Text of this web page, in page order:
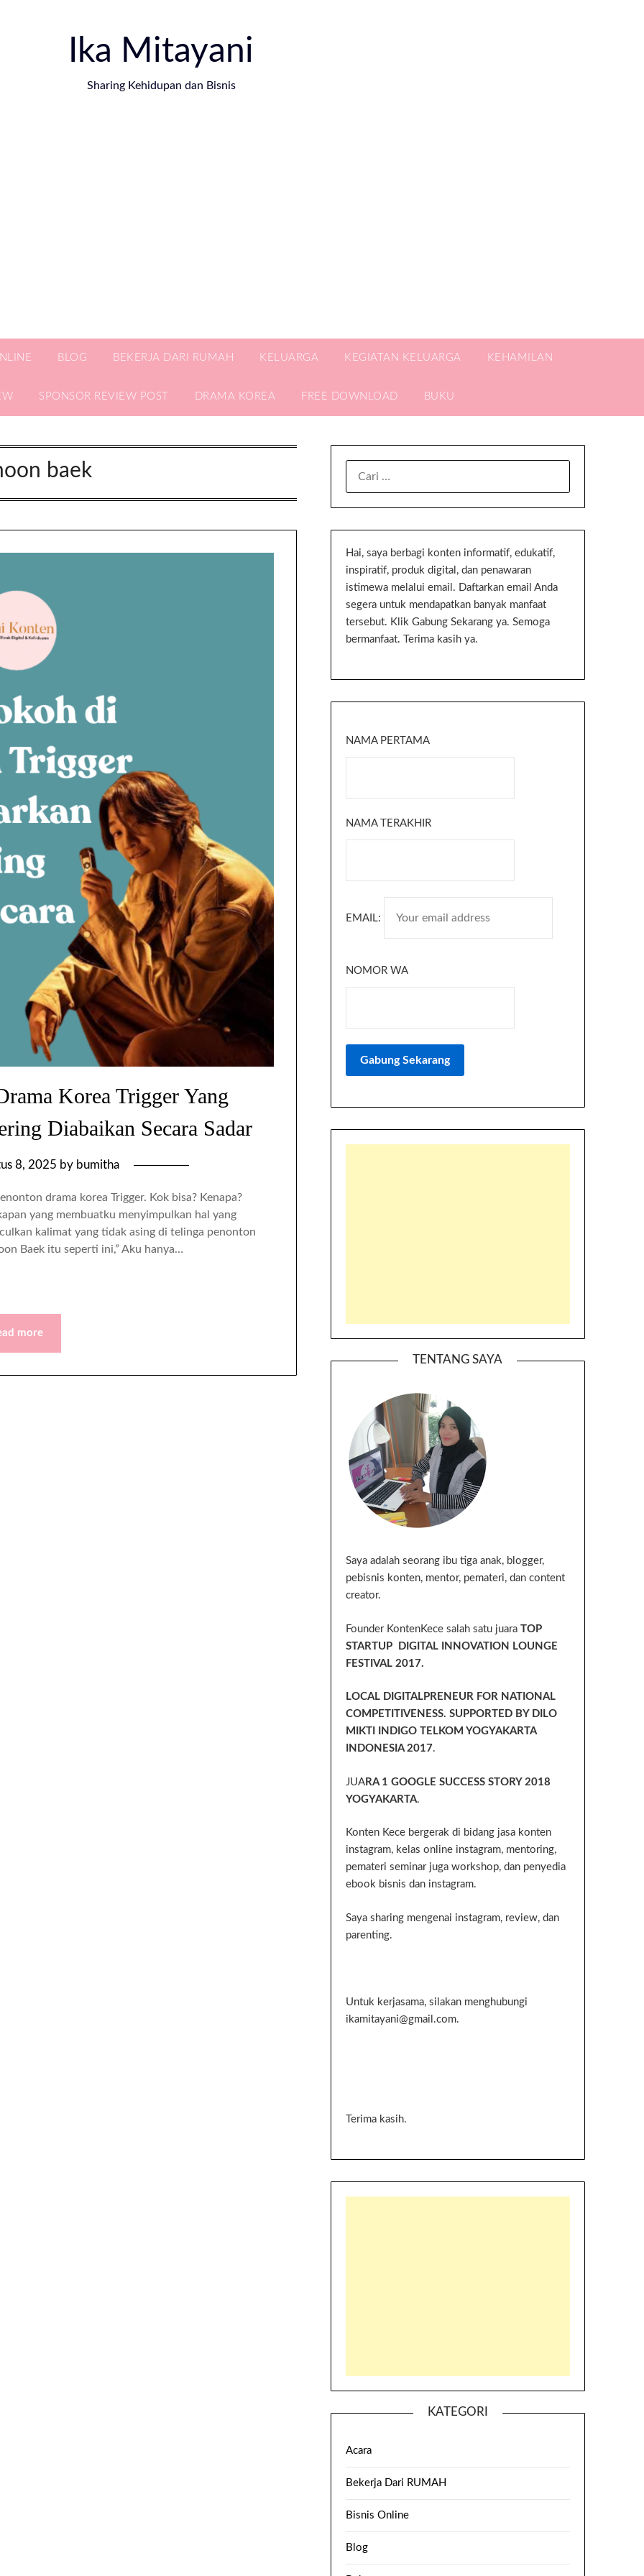
Ika Mitayani
Sharing Kehidupan dan Bisnis
BLOG BEKERJA DARI RUMAH KELUARGA KEGIATAN KELUARGA KEHAMILAN
SPONSOR REVIEW POST DRAMA KOREA FREE DOWNLOAD BUKU
baek
Korea Trigger Yang
Diabaikan Secara Sadar
8, 2025 by bumitha
drama korea Trigger. Kok bisa? Kenapa?
yang membuatku menyimpulkan hal yang
kalimat yang tidak asing di telinga penonton
Baek itu seperti ini,” Aku hanya…
more
Hai, saya berbagi konten informatif, edukatif,
inspiratif, produk digital, dan penawaran
istimewa melalui email. Daftarkan email Anda
segera untuk mendapatkan banyak manfaat
tersebut. Klik Gabung Sekarang ya. Semoga
bermanfaat. Terima kasih ya.
NAMA PERTAMA
NAMA TERAKHIR
EMAIL:
NOMOR WA
TENTANG SAYA
Saya adalah seorang ibu tiga anak, blogger,
pebisnis konten, mentor, pemateri, dan content
creator.
Founder KontenKece salah satu juara TOP
STARTUP DIGITAL INNOVATION LOUNGE
FESTIVAL 2017.
LOCAL DIGITALPRENEUR FOR NATIONAL
COMPETITIVENESS. SUPPORTED BY DILO
MIKTI INDIGO TELKOM YOGYAKARTA
INDONESIA 2017.
JUARA 1 GOOGLE SUCCESS STORY 2018
YOGYAKARTA.
Konten Kece bergerak di bidang jasa konten
instagram, kelas online instagram, mentoring,
pemateri seminar juga workshop, dan penyedia
ebook bisnis dan instagram.
Saya sharing mengenai instagram, review, dan
parenting.
Untuk kerjasama, silakan menghubungi
ikamitayani@gmail.com.
Terima kasih.
KATEGORI
Acara
Bekerja Dari RUMAH
Bisnis Online
Blog